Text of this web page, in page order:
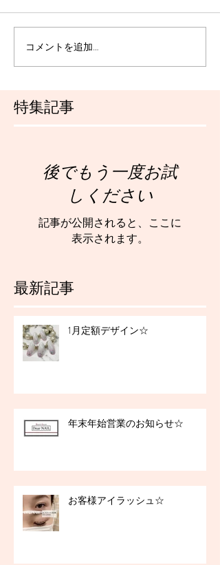
特集記事
最新記事
コメントを追加…
後でもう一度お試
しください
記事が公開されると、ここに
表示されます。
1月定額デザイン☆
年末年始営業のお知らせ☆
お客様アイラッシュ☆